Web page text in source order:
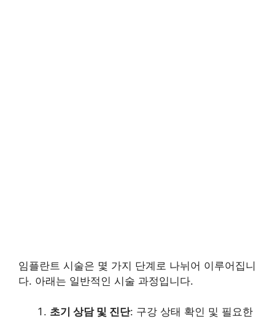
임플란트 시술은 몇 가지 단계로 나뉘어 이루어집니
다. 아래는 일반적인 시술 과정입니다.
초기 상담 및 진단: 구강 상태 확인 및 필요한